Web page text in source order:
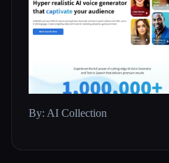
By: AI Collection